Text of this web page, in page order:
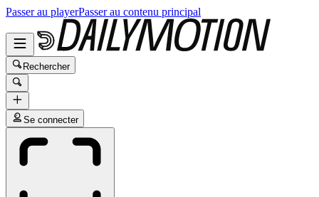
Passer au playerPasser au contenu principal
Rechercher
Se connecter